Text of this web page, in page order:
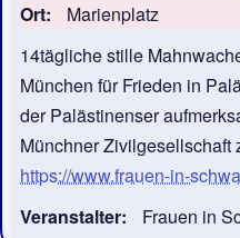
Ort
Marienplatz
14tägliche stille
München für Frieden in
der Palästinenser
Münchner Zivilgesellschaft
https://www.frauen-in-
Veranstalter
Frauen in